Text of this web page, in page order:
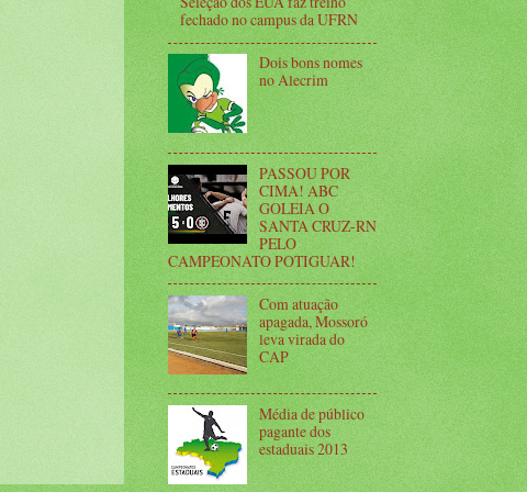
fechado no campus da UFRN
Dois bons nomes
no Alecrim
PASSOU POR
CIMA! ABC
GOLEIA O
SANTA CRUZ-RN
PELO
CAMPEONATO POTIGUAR!
Com atuação
apagada, Mossoró
leva virada do
CAP
Média de público
pagante dos
estaduais 2013